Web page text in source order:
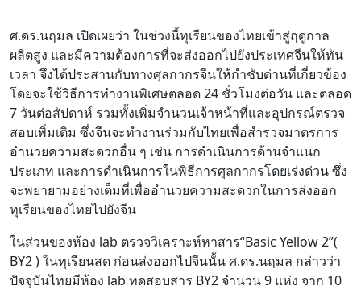
ศ.ดร.นฤมล เปิดเผยว่า ในช่วงนี้ทุเรียนของไทยเข้าสู่ฤดูกาล
ผลิตสูง และมีความต้องการที่จะส่งออกไปยังประเทศจีนให้ทัน
เวลา จึงได้ประสานกับทางศุลกากรจีนให้กำชับด่านที่เกี่ยวข้อง
โดยจะใช้วิธีการทำงานพิเศษตลอด 24 ชั่วโมงต่อวัน และตลอด
7 วันต่อสัปดาห์ รวมทั้งเพิ่มจำนวนเจ้าหน้าที่และอุปกรณ์ตรวจ
สอบเพิ่มเติม ซึ่งจีนจะทำงานร่วมกับไทยเพื่อสำรวจมาตรการ
อำนวยความสะดวกอื่น ๆ เช่น การดำเนินการด้านจำแนก
ประเภท และการดำเนินการในพิธีการศุลกากรโดยเร่งด่วน ซึ่ง
จะพยายามอย่างเต็มที่เพื่ออำนวยความสะดวกในการส่งออก
ทุเรียนของไทยไปยังจีน
ในส่วนของห้อง lab ตรวจวิเคราะห์หาสาร“Basic Yellow 2”(
BY2 ) ในทุเรียนสด ก่อนส่งออกไปจีนนั้น ศ.ดร.นฤมล กล่าวว่า
ปัจจุบันไทยมีห้อง lab ทดสอบสาร BY2 จำนวน 9 แห่ง จาก 10